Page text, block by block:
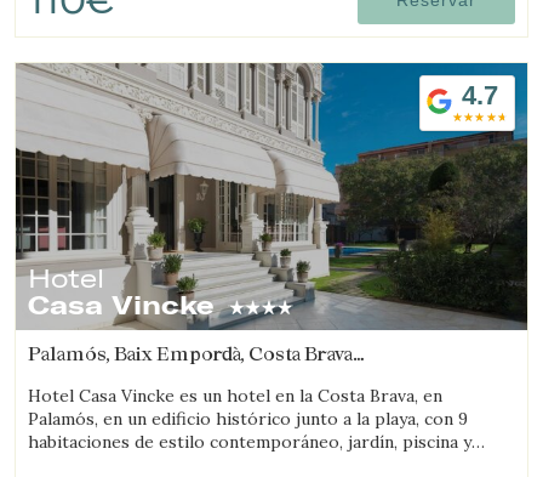
4.7
Hotel
Casa Vincke
Palamós, Baix Empordà, Costa Brava
Hotel Casa Vincke es un hotel en la Costa Brava, en
Palamós, en un edificio histórico junto a la playa, con 9
habitaciones de estilo contemporáneo, jardín, piscina y